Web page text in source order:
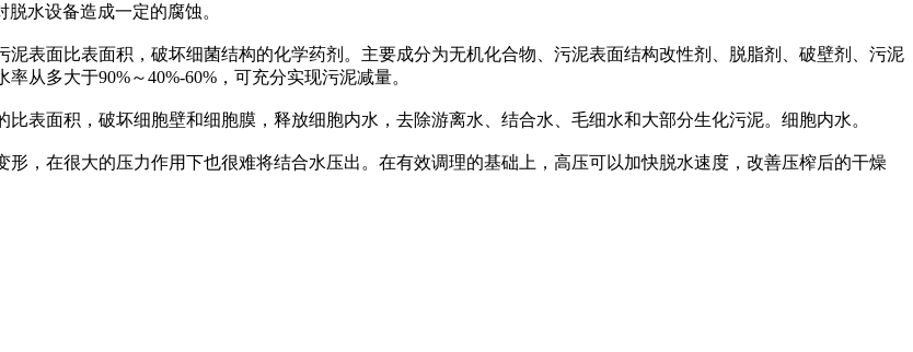
水设备造成一定的腐蚀。
表面比表面积，破坏细菌结构的化学药剂。主要成分为无机化合物、污泥表面结构改性剂、脱脂剂、破壁剂、污泥
从多大于90%～40%-60%，可充分实现污泥减量。
表面积，破坏细胞壁和细胞膜，释放细胞内水，去除游离水、结合水、毛细水和大部分生化污泥。细胞内水。
，在很大的压力作用下也很难将结合水压出。在有效调理的基础上，高压可以加快脱水速度，改善压榨后的干燥